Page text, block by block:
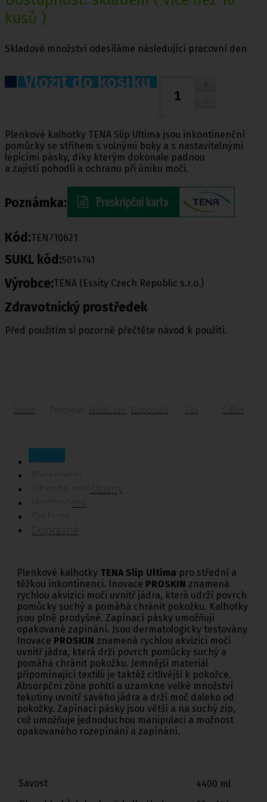
kusů )
Skladové množství odesíláme následující pracovní den
Vložit do košíku
Plenkové kalhotky TENA Slip Ultima jsou inkontinenční
pomůcky se střihem s volnými boky a s nastavitelnými
lepicími pásky, díky kterým dokonale padnou
a zajistí pohodlí a ochranu při úniku moči.
Poznámka:
Kód:TEN710621
SUKL kód:5014741
Výrobce:TENA (Essity Czech Republic s.r.o.)
Zdravotnický prostředek
Před použitím si pozorně přečtěte návod k použití.
Dotaz Porovnat Doporučit Tisk Sdílet
Popis
Parametry
Úhrada pojišťovny
Hodnocení
Diskuze
Dopravné
Plenkové kalhotky TENA Slip Ultima pro střední a
těžkou inkontinenci. Inovace PROSKIN znamená
rychlou akvizici moči uvnitř jádra, která udrží povrch
pomůcky suchý a pomáhá chránit pokožku. Kalhotky
jsou plně prodyšné. Zapínací pásky umožňují
opakované zapínání. Jsou dermatologicky testovány.
Inovace PROSKIN znamená rychlou akvizici moči
uvnitř jádra, která drží povrch pomůcky suchý a
pomáhá chránit pokožku. Jemnější materiál
připomínající textilii je taktéž citlivější k pokožce.
Absorpční zóna pohltí a uzamkne velké množství
tekutiny uvnitř savého jádra a drží moč daleko od
pokožky. Zapínací pásky jsou větší a na suchý zip,
což umožňuje jednoduchou manipulaci a možnost
opakovaného rozepínání a zapínání.
Savost
4400 ml